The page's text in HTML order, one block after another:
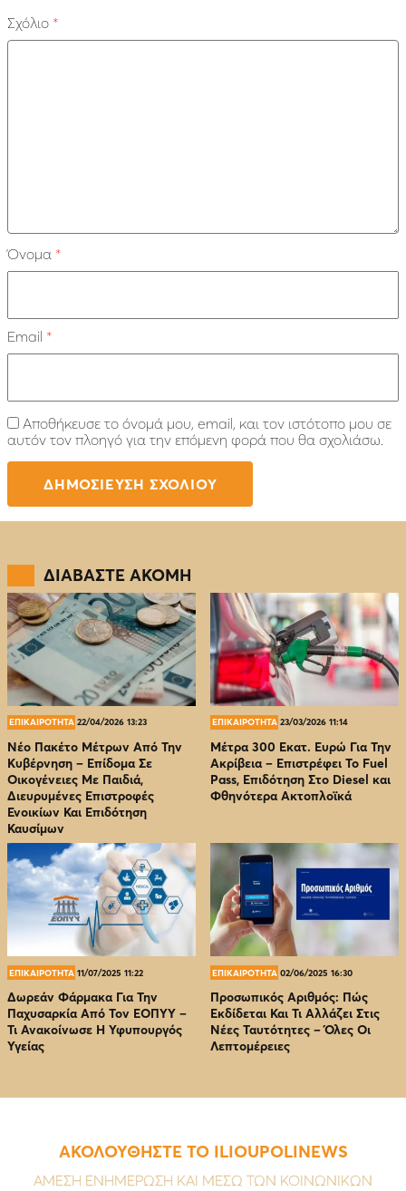
Σχόλιο *
Όνομα *
Email *
Αποθήκευσε το όνομά μου, email, και τον ιστότοπο μου σε
αυτόν τον πλοηγό για την επόμενη φορά που θα σχολιάσω.
ΔΙΑΒΑΣΤΕ ΑΚΟΜΗ
ΕΠΙΚΑΙΡΟΤΗΤΑ 22/04/2026 13:23
Νέο Πακέτο Μέτρων Από Την
Κυβέρνηση – Επίδομα Σε
Οικογένειες Με Παιδιά,
Διευρυμένες Επιστροφές
Ενοικίων Και Επιδότηση
Καυσίμων
ΕΠΙΚΑΙΡΟΤΗΤΑ 23/03/2026 11:14
Μέτρα 300 Εκατ. Ευρώ Για Την
Ακρίβεια – Επιστρέφει Το Fuel
Pass, Επιδότηση Στο Diesel και
Φθηνότερα Ακτοπλοϊκά
ΕΠΙΚΑΙΡΟΤΗΤΑ 11/07/2025 11:22
Δωρεάν Φάρμακα Για Την
Παχυσαρκία Από Τον EOΠΥΥ –
Τι Ανακοίνωσε Η Υφυπουργός
Υγείας
ΕΠΙΚΑΙΡΟΤΗΤΑ 02/06/2025 16:30
Προσωπικός Αριθμός: Πώς
Εκδίδεται Και Τι Αλλάζει Στις
Νέες Ταυτότητες – Όλες Οι
Λεπτομέρειες
ΑΚΟΛΟΥΘΗΣΤΕ ΤΟ ILIOUPOLINEWS
ΑΜΕΣΗ ΕΝΗΜΕΡΩΣΗ ΚΑΙ ΜΕΣΩ ΤΩΝ ΚΟΙΝΩΝΙΚΩΝ